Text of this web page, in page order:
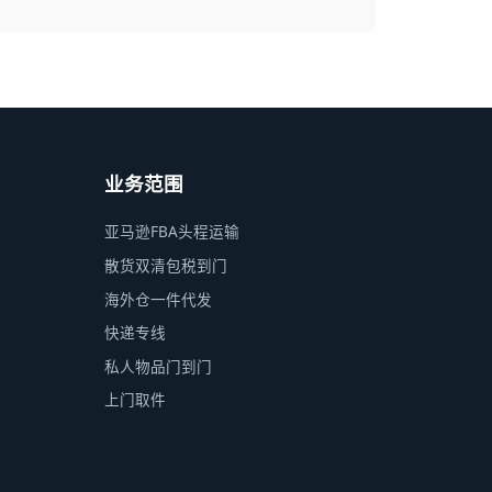
业务范围
亚马逊FBA头程运输
散货双清包税到门
海外仓一件代发
快递专线
私人物品门到门
上门取件